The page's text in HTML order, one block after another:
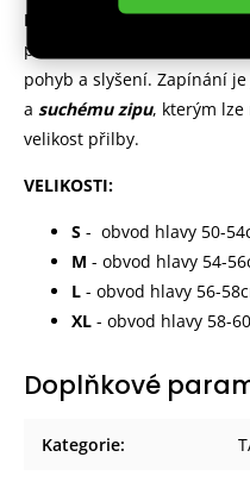
Design a pohodlí:V oblasti
pro maximální komfort
pohyb a slyšení. Zapínání
a suchému zipu, kterým
velikost přilby.
VELIKOSTI:
S - obvod hlavy 50-
M - obvod hlavy 54-
L - obvod hlavy 56-
XL - obvod hlavy 58-
Doplňkové
Kategorie: